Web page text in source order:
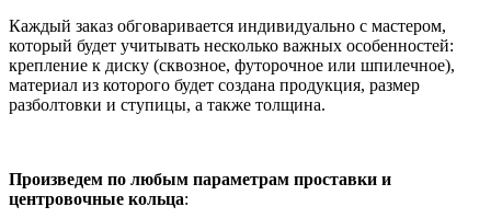
Каждый заказ обговаривается индивидуально с мастером,
который будет учитывать несколько важных особенностей:
крепление к диску (сквозное, футорочное или шпилечное),
материал из которого будет создана продукция, размер
разболтовки и ступицы, а также толщина.
Произведем по любым параметрам проставки и
центровочные кольца: